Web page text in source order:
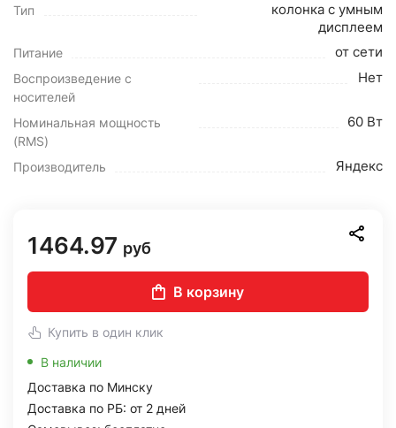
Тип
колонка с умным
дисплеем
Питание от сети
Воспроизведение с
носителей
Нет
Номинальная мощность
(RMS)
60 Вт
Производитель Яндекс
1464.97 руб
В корзину
Купить в один клик
В наличии
Доставка по Минску
Доставка по РБ: от 2 дней